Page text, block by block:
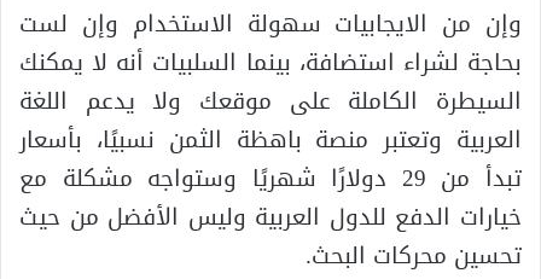
وإن من الايجابيات سهولة الاستخدام وإن لست
بحاجة لشراء استضافة، بينما السلبيات أنه لا يمكنك
السيطرة الكاملة على موقعك ولا يدعم اللغة
العربية وتعتبر منصة باهظة الثمن نسبيًا، بأسعار
تبدأ من 29 دولارًا شهريًا وستواجه مشكلة مع
خيارات الدفع للدول العربية وليس الأفضل من حيث
تحسين محركات البحث.